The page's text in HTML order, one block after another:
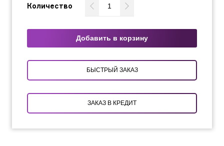
Количество
Добавить в корзину
БЫСТРЫЙ ЗАКАЗ
ЗАКАЗ В КРЕДИТ